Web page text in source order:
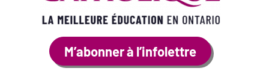
M’abonner à l’infolettre